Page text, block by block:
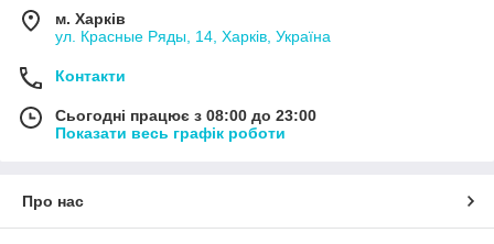
м. Харків
ул. Красные Ряды, 14, Харків, Україна
Контакти
Сьогодні працює з 08:00 до 23:00
Показати весь графік роботи
Про нас